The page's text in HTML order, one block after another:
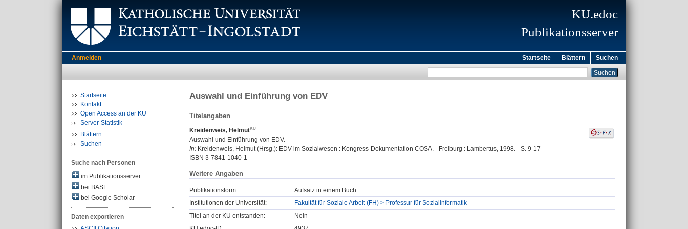
KU.edoc
Publikationsserver
Anmelden Startseite Blättern Suchen
Startseite
Kontakt
Open Access an der KU
Server-Statistik
Blättern
Suchen
Suche nach Personen
im Publikationsserver
bei BASE
bei Google Scholar
Daten exportieren
Auswahl und Einführung von EDV
Titelangaben
Kreidenweis, Helmut
:
Auswahl und Einführung von EDV.
In: Kreidenweis, Helmut (Hrsg.): EDV im Sozialwesen : Kongress-Dokumentation COSA. - Freiburg : Lambertus, 1998. - S. 9-17
ISBN 3-7841-1040-1
Weitere Angaben
Publikationsform:
Aufsatz in einem Buch
Institutionen der Universität:
Fakultät für Soziale Arbeit (FH) > Professur für Sozialinformatik
Titel an der KU entstanden:
Nein